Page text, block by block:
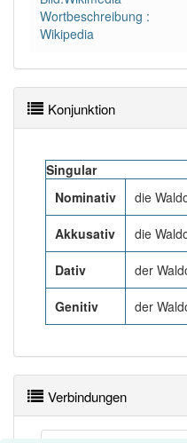
korrekt erraten.
Wortbeschreibung :
Wikipedia
Konjunktion
Singular
Nominativ
die
Akkusativ die
Dativ der
Genitiv der
Verbindungen